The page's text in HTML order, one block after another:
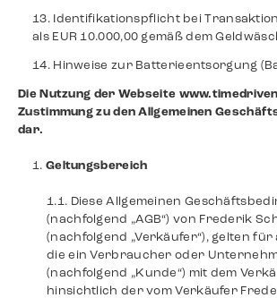
Identifikationspflicht bei
als EUR 10.000,00 gemäß dem
Hinweise zur Batterieentsorgung
Die Nutzung der Webseite
Zustimmung zu den Allgemeinen
dar.
Geltungsbereich
Diese Allgemeinen
(nachfolgend „AGB“) von Frederik
(nachfolgend „Verkäufer“), gelten für
die ein Verbraucher oder
(nachfolgend „Kunde“) mit dem
hinsichtlich der vom Verkäufer